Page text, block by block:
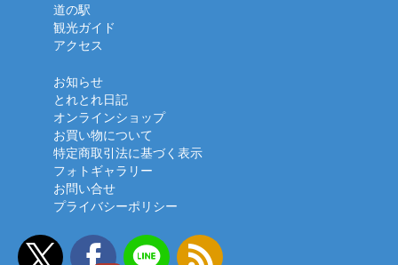
道の駅
観光ガイド
アクセス
お知らせ
とれとれ日記
オンラインショップ
お買い物について
特定商取引法に基づく表示
フォトギャラリー
お問い合せ
プライバシーポリシー